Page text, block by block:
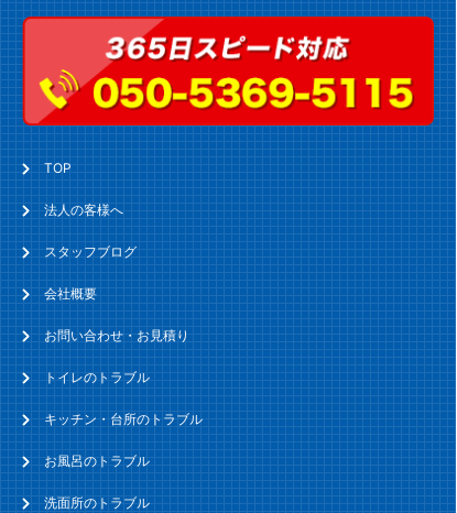
TOP
法人の客様へ
スタッフブログ
会社概要
お問い合わせ・お見積り
トイレのトラブル
キッチン・台所のトラブル
お風呂のトラブル
洗面所のトラブル